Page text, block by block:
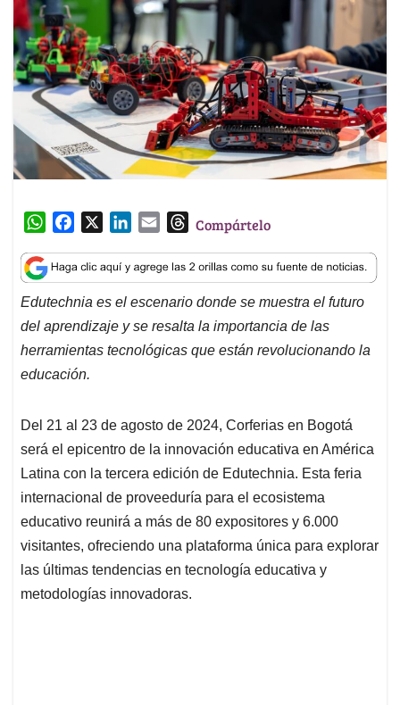
W
a
t
s
A
p
p
c
e
b
o
o
k
n
k
e
d
I
a
i
l
T
r
e
a
d
s
Compártelo
Edutechnia es el escenario donde se muestra el futuro
del aprendizaje y se resalta la importancia de las
herramientas tecnológicas que están revolucionando la
educación.
Del 21 al 23 de agosto de 2024, Corferias en Bogotá
será el epicentro de la innovación educativa en América
Latina con la tercera edición de Edutechnia. Esta feria
internacional de proveeduría para el ecosistema
educativo reunirá a más de 80 expositores y 6.000
visitantes, ofreciendo una plataforma única para explorar
las últimas tendencias en tecnología educativa y
metodologías innovadoras.